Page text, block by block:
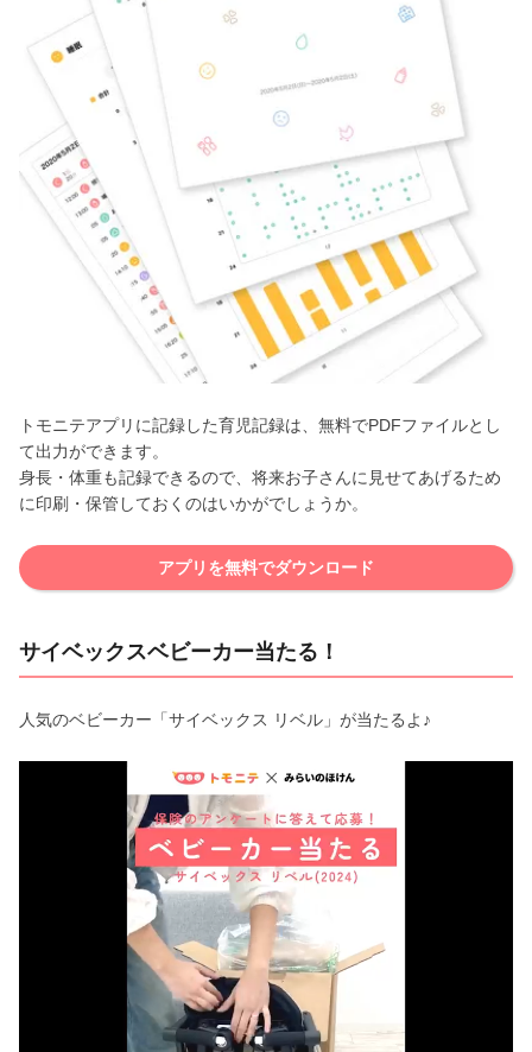
トモニテアプリに記録した育児記録は、無料でPDFファイルとし
て出力ができます。
身長・体重も記録できるので、将来お子さんに見せてあげるため
に印刷・保管しておくのはいかがでしょうか。
アプリを無料でダウンロード
サイベックスベビーカー当たる！
人気のベビーカー「サイベックス リベル」が当たるよ♪